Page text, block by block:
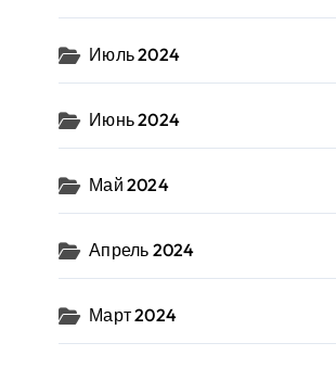
Июль 2024
Июнь 2024
Май 2024
Апрель 2024
Март 2024